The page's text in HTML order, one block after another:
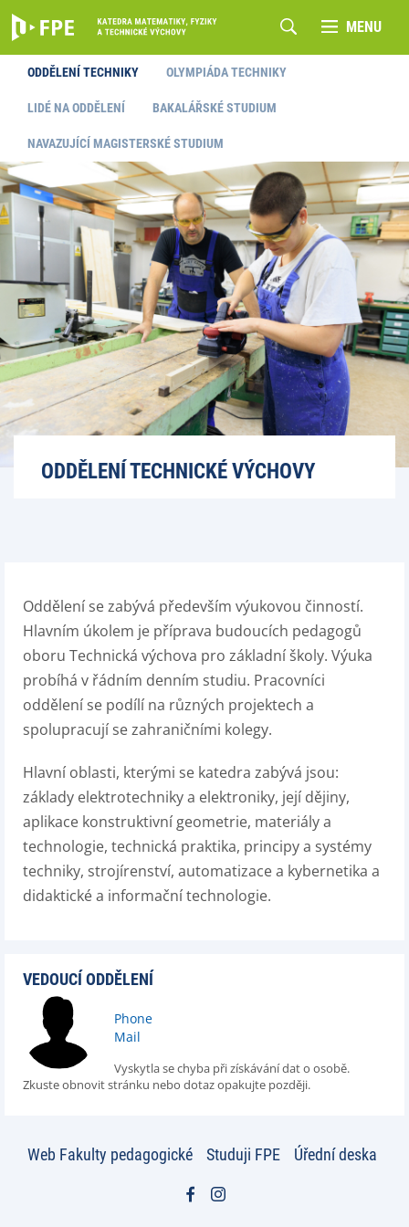
MENU
ODDĚLENÍ TECHNIKY OLYMPIÁDA TECHNIKY
LIDÉ NA ODDĚLENÍ BAKALÁŘSKÉ STUDIUM
NAVAZUJÍCÍ MAGISTERSKÉ STUDIUM
ODDĚLENÍ TECHNICKÉ VÝCHOVY
Oddělení se zabývá především výukovou činností.
Hlavním úkolem je příprava budoucích pedagogů
oboru Technická výchova pro základní školy. Výuka
probíhá v řádním denním studiu. Pracovníci
oddělení se podílí na různých projektech a
spolupracují se zahraničními kolegy.
Hlavní oblasti, kterými se katedra zabývá jsou:
základy elektrotechniky a elektroniky, její dějiny,
aplikace konstruktivní geometrie, materiály a
technologie, technická praktika, principy a systémy
techniky, strojírenství, automatizace a kybernetika a
didaktické a informační technologie.
VEDOUCÍ ODDĚLENÍ
Phone
Mail
Vyskytla se chyba při získávání dat o osobě.
Zkuste obnovit stránku nebo dotaz opakujte později.
Web Fakulty pedagogické Studuji FPE Úřední deska